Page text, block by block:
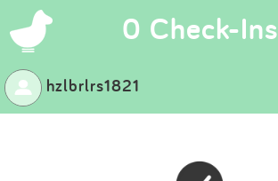
0 Check-Ins
Suchen
Eintragen
hzlbrlrs1821